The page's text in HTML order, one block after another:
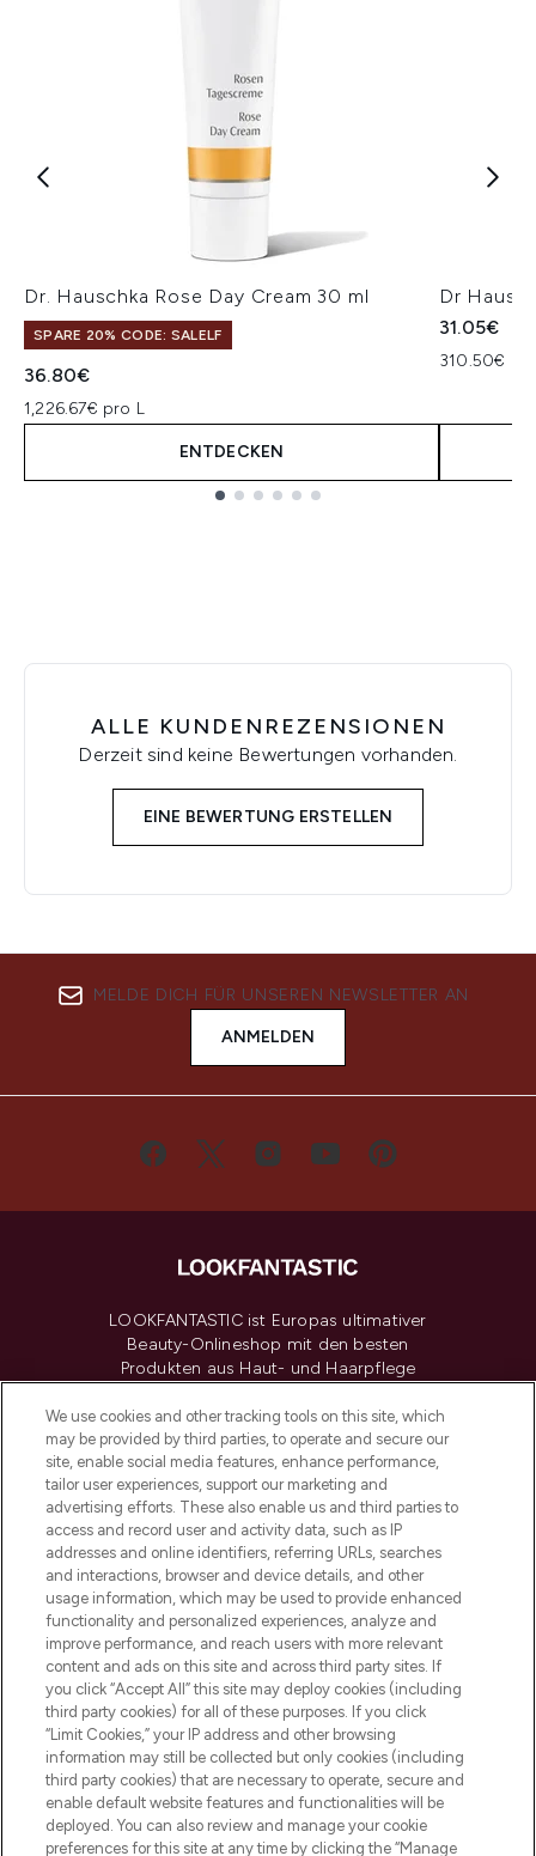
Dr. Hauschka Rose Day Cream 30 ml
SPARE 20% CODE: SALELF
36.80€
1,226.67€ pro L
ENTDECKEN
Dr
31.05€
310.50€
ALLE KUNDENREZENSIONEN
Derzeit sind keine Bewertungen vorhanden.
EINE BEWERTUNG ERSTELLEN
MELDE DICH FÜR UNSEREN NEWSLETTER AN
ANMELDEN
LOOKFANTASTIC ist Europas ultimativer
Beauty-Onlineshop mit den besten
Produkten aus Haut- und Haarpflege
renommierten Marken. Shoppe online
oder über die App mit kostenloser
Lieferung ab einem Einkaufswert von 30€.
Cookie-Einwilligung
Do Not Sell or Share My Personal
Information
HILFE & INFORMATION
IMPRESSUM
ÜBER LOOKFANTASTIC
COVID-19
We use cookies and other tracking tools on this site, which
may be provided by third parties, to operate and secure our
site, enable social media features, enhance performance,
tailor user experiences, support our marketing and
advertising efforts. These also enable us and third parties to
access and record user and activity data, such as IP
addresses and online identifiers, referring URLs, searches
and interactions, browser and device details, and other
usage information, which may be used to provide enhanced
functionality and personalized experiences, analyze and
improve performance, and reach users with more relevant
content and ads on this site and across third party sites. If
you click “Accept All” this site may deploy cookies (including
third party cookies) for all of these purposes. If you click
“Limit Cookies,” your IP address and other browsing
information may still be collected but only cookies (including
third party cookies) that are necessary to operate, secure and
enable default website features and functionalities will be
deployed. You can also review and manage your cookie
preferences for this site at any time by clicking the “Manage